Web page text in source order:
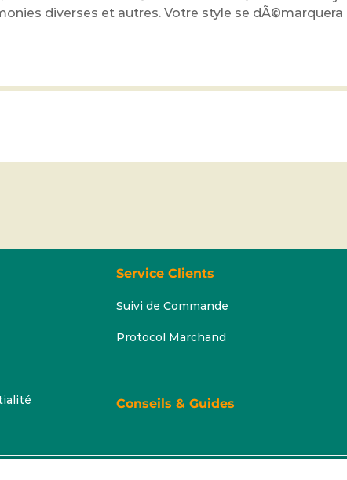
diverses et autres. Votre style se dÃ©marquera
Service Clients
Suivi de Commande
Protocol Marchand
Conseils & Guides